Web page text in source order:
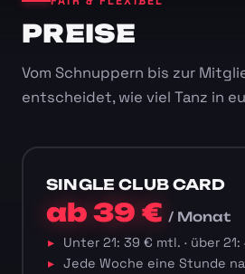
PREISE
Vom Schnuppern bis zur
entscheidet, wie viel Tanz in
SINGLE CLUB CARD
ab 39 €/ Monat
Unter 21: 39 € mtl. · über
Jede Woche eine Stunde